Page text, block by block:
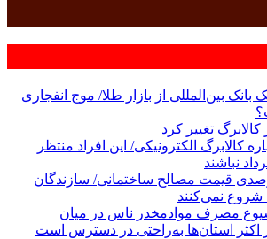
بانک بین‌المللی از بازار طلا/ موج انفجاری
تغییر کرد
کالابرگ الکترونیکی/ این افراد منتظر
نباشند
١٠٠ درصدی قیمت مصالح ساختمانی/ سازندگان
شروع نمی‌کنند
مصرف موادمخدر ناس در میان
اکثر استان‌ها به‌راحتی در دسترس است